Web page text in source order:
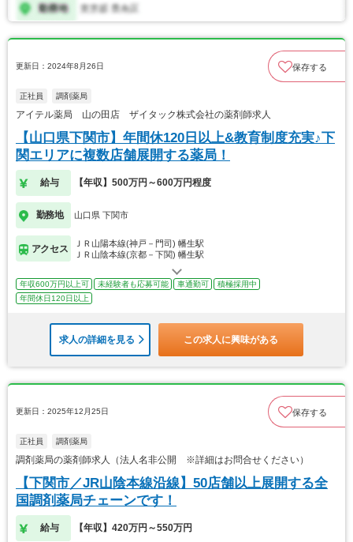
更新日：2024年8月26日 保存する
正社員 調剤薬局
アイテル薬局 山の田店 ザイタック株式会社の薬剤師求人
【山口県下関市】年間休120日以上&教育制度充実♪下
関エリアに複数店舗展開する薬局！
給与 【年収】500万円～600万円程度
勤務地 山口県 下関市
アクセス
ＪＲ山陽本線(神戸－門司) 幡生駅
ＪＲ山陰本線(京都－下関) 幡生駅
年収600万円以上可 未経験者も応募可能 車通勤可
積極採用中
年間休日120日以上
求人の詳細を見る この求人に興味がある
更新日：2025年12月25日 保存する
正社員 調剤薬局
調剤薬局の薬剤師求人（法人名非公開 ※詳細はお問合せください）
【下関市／JR山陰本線沿線】50店舗以上展開する全
国調剤薬局チェーンです！
給与 【年収】420万円～550万円